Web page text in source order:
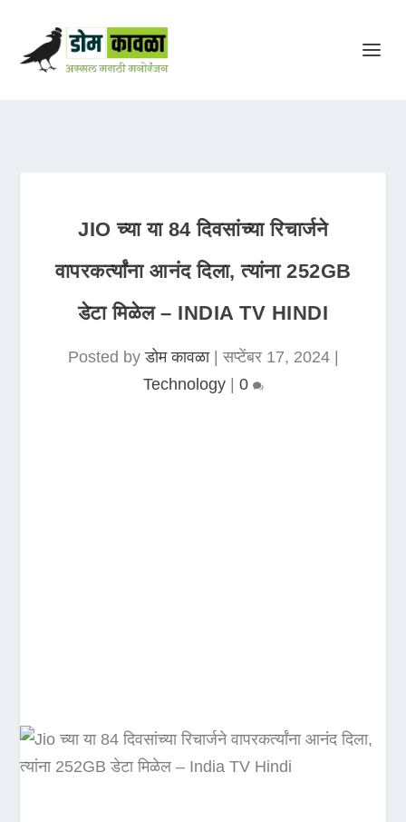
JIO च्या या 84 दिवसांच्या रिचार्जने
वापरकर्त्यांना आनंद दिला, त्यांना 252GB
डेटा मिळेल – INDIA TV HINDI
Posted byडोम कावळा|सप्टेंबर 17, 2024|
Technology| 0